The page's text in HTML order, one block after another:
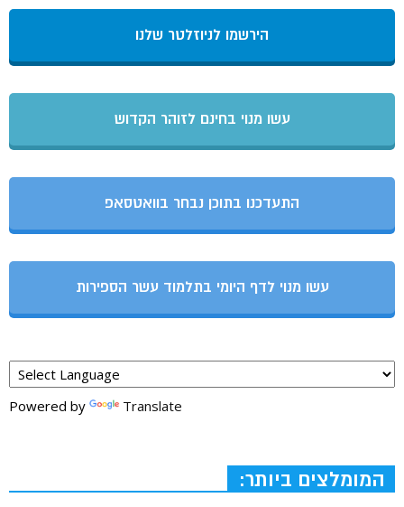
הירשמו לניוזלטר שלנו
עשו מנוי בחינם לזוהר הקדוש
התעדכנו בתוכן נבחר בוואטסאפ
עשו מנוי לדף היומי בתלמוד עשר הספירות
Powered by Translate
המומלצים ביותר: